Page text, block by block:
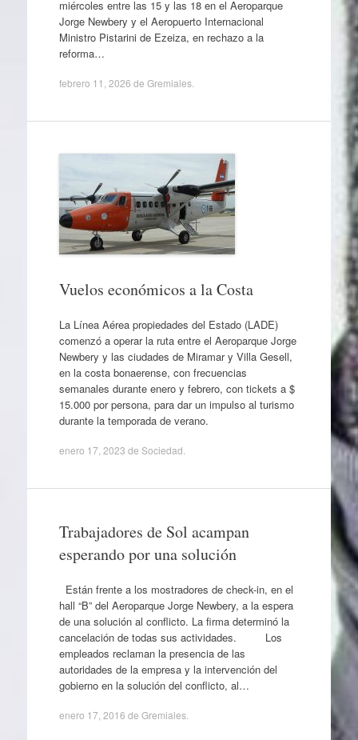
miércoles entre las 15 y las 18 en el Aeroparque
Jorge Newbery y el Aeropuerto Internacional
Ministro Pistarini de Ezeiza, en rechazo a la
reforma…
febrero 11, 2026 de Gremiales.
Vuelos económicos a la Costa
La Línea Aérea propiedades del Estado (LADE)
comenzó a operar la ruta entre el Aeroparque Jorge
Newbery y las ciudades de Miramar y Villa Gesell,
en la costa bonaerense, con frecuencias
semanales durante enero y febrero, con tickets a $
15.000 por persona, para dar un impulso al turismo
durante la temporada de verano.
enero 17, 2023 de Sociedad
Trabajadores de Sol acampan
esperando por una solución
Están frente a los mostradores de check-in, en el
hall “B” del Aeroparque Jorge Newbery, a la espera
de una solución al conflicto. La firma determinó la
cancelación de todas sus actividades. Los
empleados reclaman la presencia de las
autoridades de la empresa y la intervención del
gobierno en la solución del conflicto, al…
enero 17, 2016 de Gremiales.